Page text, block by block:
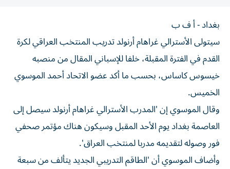
بغداد - أ ف ب
سيتولى الأسترالي غراهام أرنولد تدريب المنتخب العراقي لكرة
القدم في الفترة المقبلة، خلفا للإسباني المقال من منصبه
خيسوس كاساس، بحسب ما أكد عضو الاتحاد أحمد الموسوي
الخميس.
وقال الموسوي إن 'المدرب الأسترالي غراهام أرنولد سيصل إلى
العاصمة بغداد يوم الأحد المقبل وسيكون هناك مؤتمر صحفي
فور وصوله لتقديمه مدربا لمنتخب العراق'.
وأضاف الموسوي أن 'الطاقم التدريبي الجديد يتألف من سبعة